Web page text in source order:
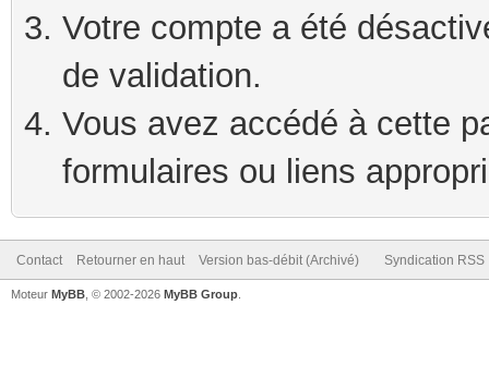
Votre compte a été
de validation.
Vous avez accédé à cette
formulaires ou liens
Contact Retourner en haut Version bas-débit (Archivé) Syndication RSS
Moteur MyBB , © 2002-2026 MyBB Group